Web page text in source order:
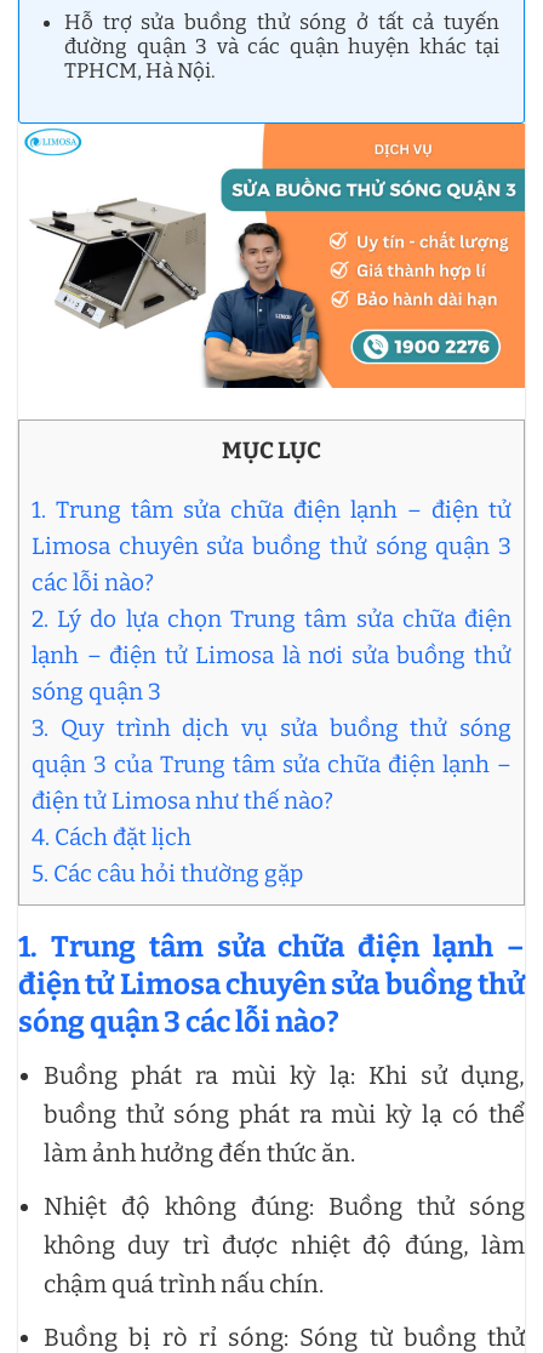
Hỗ trợ sửa buồng thử sóng ở tất cả tuyến
đường quận 3 và các quận huyện khác tại
TPHCM, Hà Nội.
MỤC LỤC
1. Trung tâm sửa chữa điện lạnh – điện tử
Limosa chuyên sửa buồng thử sóng quận 3
các lỗi nào?
2. Lý do lựa chọn Trung tâm sửa chữa điện
lạnh – điện tử Limosa là nơi sửa buồng thử
sóng quận 3
3. Quy trình dịch vụ sửa buồng thử sóng
quận 3 của Trung tâm sửa chữa điện lạnh –
điện tử Limosa như thế nào?
4. Cách đặt lịch
5. Các câu hỏi thường gặp
1. Trung tâm sửa chữa điện lạnh –
điện tử Limosa chuyênsửa buồng thử
sóng quận 3 các lỗi nào?
Buồng phát ra mùi kỳ lạ: Khi sử dụng,
buồng thử sóng phát ra mùi kỳ lạ có thể
làm ảnh hưởng đến thức ăn.
Nhiệt độ không đúng: Buồng thử sóng
không duy trì được nhiệt độ đúng, làm
chậm quá trình nấu chín.
Buồng bị rò rỉ sóng: Sóng từ buồng thử